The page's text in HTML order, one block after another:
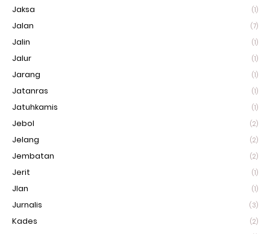
Jaksa (1)
Jalan (7)
Jalin (1)
Jalur (1)
Jarang (1)
Jatanras (1)
Jatuhkamis (1)
Jebol (2)
Jelang (2)
Jembatan (2)
Jerit (1)
Jlan (1)
Jurnalis (3)
Kades (2)